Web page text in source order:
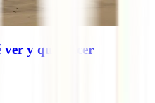
ver y qué hacer